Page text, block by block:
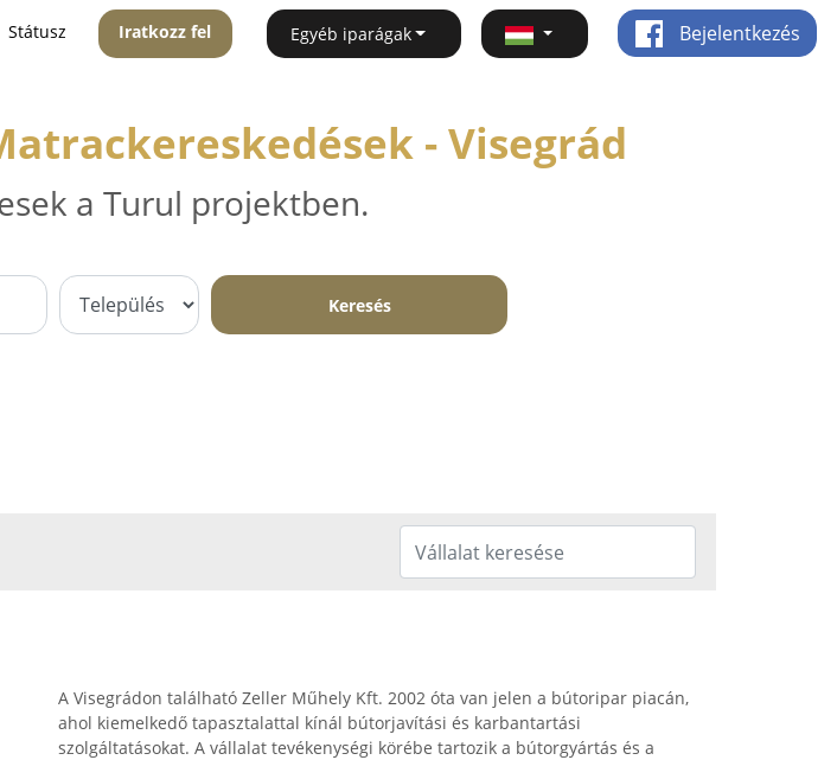
Státusz Iratkozz fel Egyéb iparágak Bejelentkezés
- Visegrád
a Turul projektben.
Keresés
A Visegrádon található Zeller Műhely Kft. 2002 óta van jelen a bútoripar piacán,
ahol kiemelkedő tapasztalattal kínál bútorjavítási és karbantartási
szolgáltatásokat. A vállalat tevékenységi körébe tartozik a bútorgyártás és a